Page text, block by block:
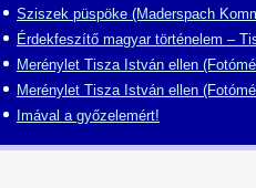
Sziszek püspöke (Maderspach
Érdekfeszítő magyar történelem –
Merénylet Tisza István ellen
Merénylet Tisza István ellen
Imával a győzelemért!